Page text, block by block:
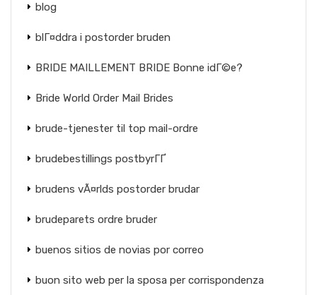
blog
blГ¤ddra i postorder bruden
BRIDE MAILLEMENT BRIDE Bonne idГ©e?
Bride World Order Mail Brides
brude-tjenester til top mail-ordre
brudebestillings postbyrГҐ
brudens vÃ¤rlds postorder brudar
brudeparets ordre bruder
buenos sitios de novias por correo
buon sito web per la sposa per corrispondenza